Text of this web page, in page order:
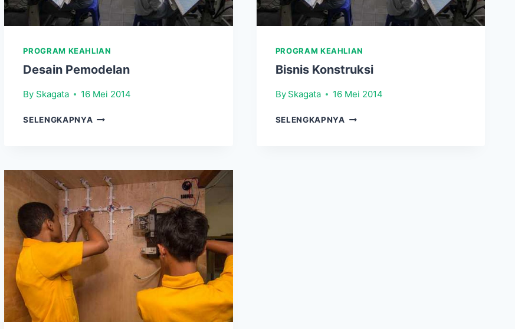
PROGRAM KEAHLIAN
Desain Pemodelan
By Skagata 16 Mei 2014
SELENGKAPNYA DESAIN
PROGRAM KEAHLIAN
Bisnis Konstruksi
By Skagata 16 Mei 2014
SELENGKAPNYA BISNIS